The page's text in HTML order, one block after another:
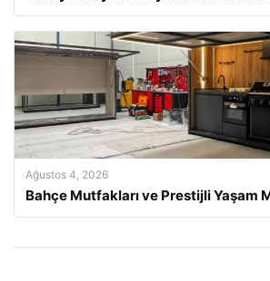
Ağustos 4, 2026
Bahçe Mutfakları ve Prestijli Yaşam